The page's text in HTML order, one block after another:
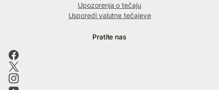
Upozorenja o tečaju
Usporedi valutne tečajeve
Pratite nas